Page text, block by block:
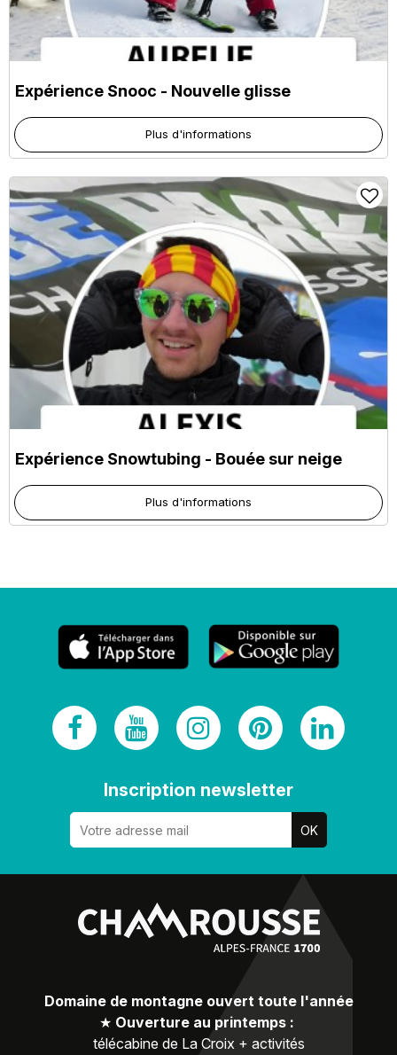
Expérience Snooc - Nouvelle glisse
Plus d'informations
Expérience Snowtubing - Bouée sur neige
Plus d'informations
Inscription newsletter
Domaine de montagne ouvert toute l'année
★ Ouverture au printemps :
télécabine de La Croix + activités